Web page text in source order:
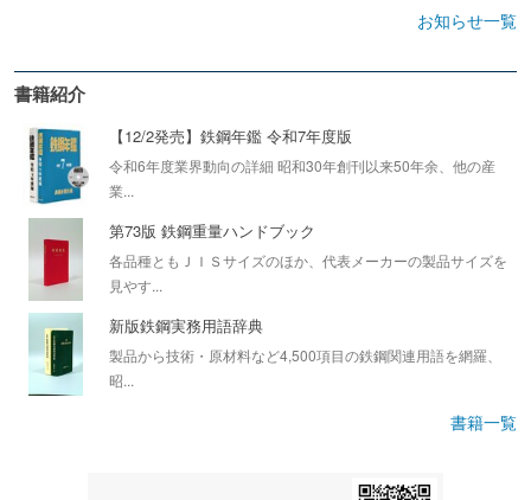
お知らせ一覧
書籍紹介
【12/2発売】鉄鋼年鑑 令和7年度版
令和6年度業界動向の詳細 昭和30年創刊以来50年余、他の産
業...
第73版 鉄鋼重量ハンドブック
各品種ともＪＩＳサイズのほか、代表メーカーの製品サイズを
見やす...
新版鉄鋼実務用語辞典
製品から技術・原材料など4,500項目の鉄鋼関連用語を網羅、
昭...
書籍一覧